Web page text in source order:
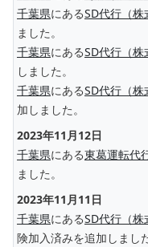
千葉県にあるSD代行（株
ました。
千葉県にあるSD代行（株
しました。
千葉県にあるSD代行（株
加しました。
2023年11月12日
千葉県にある東葛運転代
ました。
2023年11月11日
千葉県にあるSD代行（株
険加入済みを追加しました